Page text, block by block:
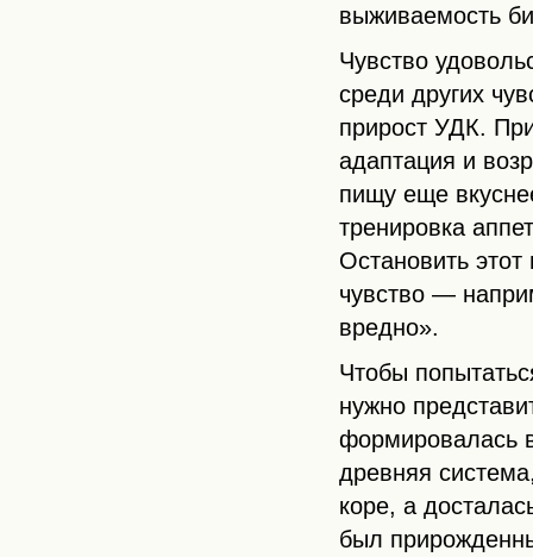
выживаемость
Чувство
среди других
прирост УДК.
адаптация и
пищу еще
тренировка
Остановить
чувство —
вредно».
Чтобы
нужно
формировалась
древняя
коре, а
был